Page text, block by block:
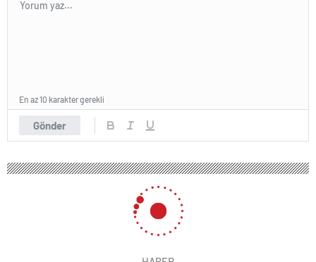
Gönder
En az 10 karakter gerekli